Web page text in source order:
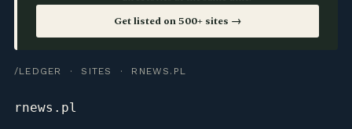
Get listed on 500+ sites →
/LEDGER · SITES · RNEWS.PL
rnews.pl